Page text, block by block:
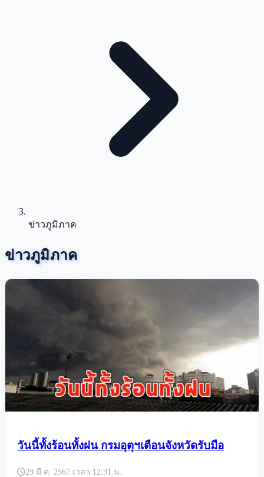
ข่าวภูมิภาค
ข่าวภูมิภาค
วันนี้ทั้งร้อนทั้งฝน กรมอุตุฯเตือนจังหวัดรับมือ
29 มี.ค. 2567 เวลา 12:31 น.